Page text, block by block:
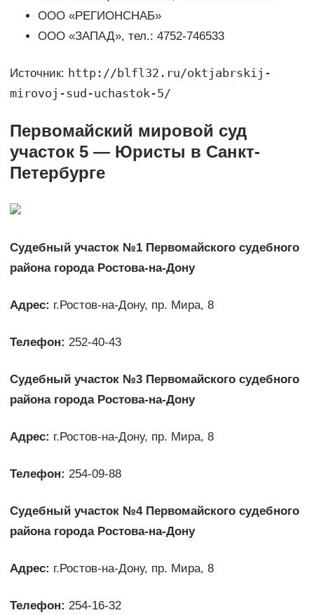
ООО «РЕГИОНСНАБ»
ООО «ЗАПАД», тел.: 4752-746533
Источник: http://blfl32.ru/oktjabrskij-
mirovoj-sud-uchastok-5/
Первомайский мировой суд
участок 5 — Юристы в Санкт-
Петербурге
Судебный участок №1 Первомайского судебного
района города Ростова-на-Дону
Адрес: г.Ростов-на-Дону, пр. Мира, 8
Телефон: 252-40-43
Судебный участок №3 Первомайского судебного
района города Ростова-на-Дону
Адрес: г.Ростов-на-Дону, пр. Мира, 8
Телефон: 254-09-88
Судебный участок №4 Первомайского судебного
района города Ростова-на-Дону
Адрес: г.Ростов-на-Дону, пр. Мира, 8
Телефон: 254-16-32